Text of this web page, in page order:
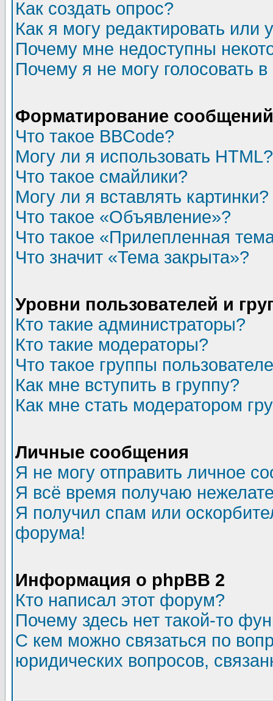
Как создать опрос?
Как я могу редактировать или
Почему мне недоступны
Почему я не могу голосовать
Форматирование
Что такое BBCode?
Могу ли я использовать HTML?
Что такое смайлики?
Могу ли я вставлять картинки?
Что такое «Объявление»?
Что такое «Прилепленная
Что значит «Тема закрыта»?
Уровни пользователей и
Кто такие администраторы?
Кто такие модераторы?
Что такое группы
Как мне вступить в группу?
Как мне стать модератором
Личные сообщения
Я не могу отправить личное
Я всё время получаю
Я получил спам или
форума!
Информация о phpBB 2
Кто написал этот форум?
Почему здесь нет такой-то
С кем можно связаться по
юридических вопросов,